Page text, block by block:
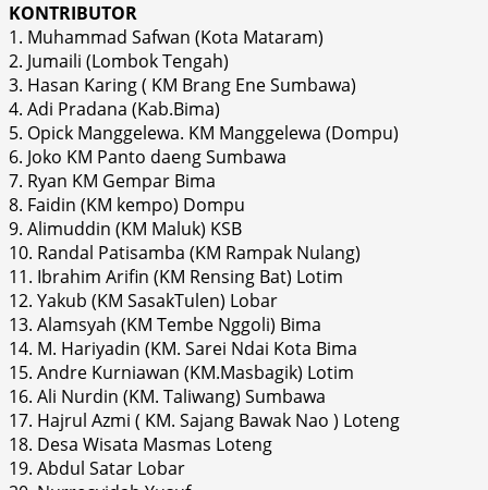
KONTRIBUTOR
1. Muhammad Safwan (Kota Mataram)
2. Jumaili (Lombok Tengah)
3. Hasan Karing ( KM Brang Ene Sumbawa)
4. Adi Pradana (Kab.Bima)
5. Opick Manggelewa. KM Manggelewa (Dompu)
6. Joko KM Panto daeng Sumbawa
7. Ryan KM Gempar Bima
8. Faidin (KM kempo) Dompu
9. Alimuddin (KM Maluk) KSB
10. Randal Patisamba (KM Rampak Nulang)
11. Ibrahim Arifin (KM Rensing Bat) Lotim
12. Yakub (KM SasakTulen) Lobar
13. Alamsyah (KM Tembe Nggoli) Bima
14. M. Hariyadin (KM. Sarei Ndai Kota Bima
15. Andre Kurniawan (KM.Masbagik) Lotim
16. Ali Nurdin (KM. Taliwang) Sumbawa
17. Hajrul Azmi ( KM. Sajang Bawak Nao ) Loteng
18. Desa Wisata Masmas Loteng
19. Abdul Satar Lobar